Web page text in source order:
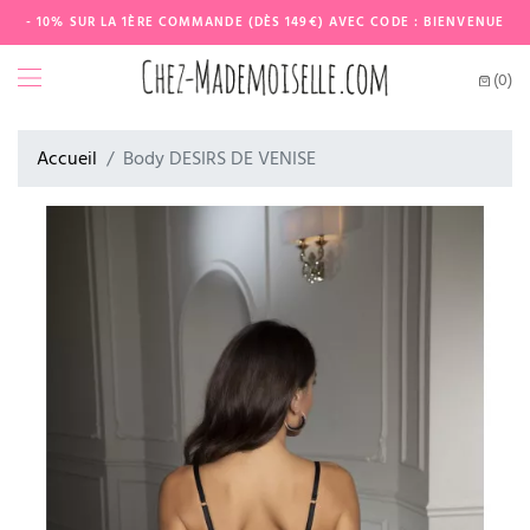
- 10% SUR LA 1ÈRE COMMANDE (DÈS 149€) AVEC CODE : BIENVENUE
(0)
Accueil Body DESIRS DE VENISE